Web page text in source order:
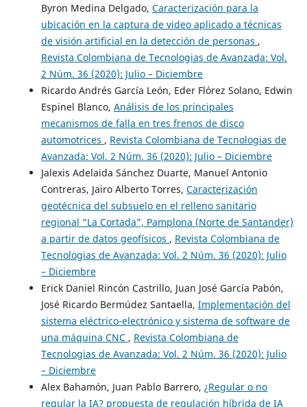
Byron Medina Delgado, Caracterización para la
ubicación en la captura de video aplicado a técnicas
de visión artificial en la detección de personas ,
Revista Colombiana de Tecnologias de Avanzada: Vol.
2 Núm. 36 (2020): Julio – Diciembre
Ricardo Andrés García León, Eder Flórez Solano, Edwin
Espinel Blanco, Análisis de los principales
mecanismos de falla en tres frenos de disco
automotrices , Revista Colombiana de Tecnologias de
Avanzada: Vol. 2 Núm. 36 (2020): Julio – Diciembre
Jalexis Adelaida Sánchez Duarte, Manuel Antonio
Contreras, Jairo Alberto Torres, Caracterización
geotécnica del subsuelo en el relleno sanitario
regional “La Cortada”, Pamplona (Norte de Santander)
a partir de datos geofísicos , Revista Colombiana de
Tecnologias de Avanzada: Vol. 2 Núm. 36 (2020): Julio
– Diciembre
Erick Daniel Rincón Castrillo, Juan José García Pabón,
José Ricardo Bermúdez Santaella, Implementación del
sistema eléctrico-electrónico y sistema de software de
una máquina CNC , Revista Colombiana de
Tecnologias de Avanzada: Vol. 2 Núm. 36 (2020): Julio
– Diciembre
Alex Bahamón, Juan Pablo Barrero, ¿Regular o no
regular la IA? propuesta de regulación híbrida de IA